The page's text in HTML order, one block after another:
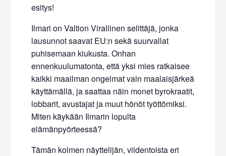
esitys!
Ilmari on Valtion Virallinen selittäjä, jonka
lausunnot saavat EU:n sekä suurvallat
puhisemaan kiukusta. Onhan
ennenkuulumatonta, että yksi mies ratkaisee
kaikki maailman ongelmat vain maalaisjärkeä
käyttämällä, ja saattaa näin monet byrokraatit,
lobbarit, avustajat ja muut hönöt työttömiksi.
Miten käykään Ilmarin lopulta
elämänpyörteessä?
Tämän kolmen näyttelijän, viidentoista eri